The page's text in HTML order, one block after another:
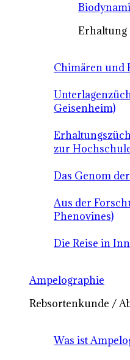
Erhaltung
Chimären und
Geisenheim)
zur
Das Genom
Aus der
Phenovines)
Die Reise in
Ampelographie
Rebsortenkunde /
Was ist